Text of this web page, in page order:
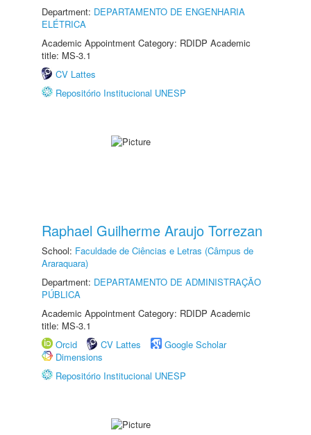
Department: DEPARTAMENTO DE ENGENHARIA
ELÉTRICA
Academic Appointment Category: RDIDP Academic
title: MS-3.1
CV Lattes
Repositório Institucional UNESP
Raphael Guilherme Araujo Torrezan
School: Faculdade de Ciências e Letras (Câmpus de
Araraquara)
Department: DEPARTAMENTO DE ADMINISTRAÇÃO
PÚBLICA
Academic Appointment Category: RDIDP Academic
title: MS-3.1
Orcid
CV Lattes
Google Scholar
Dimensions
Repositório Institucional UNESP